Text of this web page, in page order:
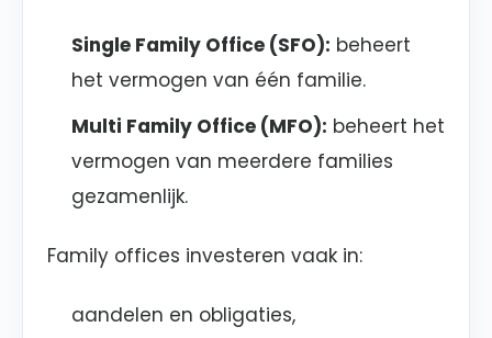
Single Family Office (SFO): beheert
het vermogen van één familie.
Multi Family Office (MFO): beheert het
vermogen van meerdere families
gezamenlijk.
Family offices investeren vaak in:
aandelen en obligaties,